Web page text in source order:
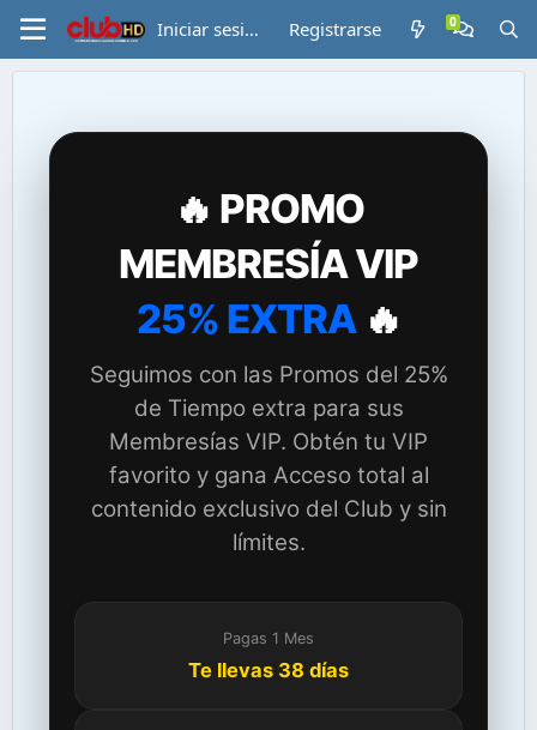
Iniciar sesión Registrarse
🔥 PROMO
MEMBRESÍA VIP
25% EXTRA🔥
Seguimos con las Promos del 25%
de Tiempo extra para sus
Membresías VIP. Obtén tu VIP
favorito y gana Acceso total al
contenido exclusivo del Club y sin
límites.
Pagas 1 Mes
Te llevas 38 días